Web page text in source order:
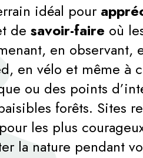
idéal pour
de savoir-faire où
en observant,
en vélo et même à
ou des points
forêts. Sites
les plus
la nature pendant